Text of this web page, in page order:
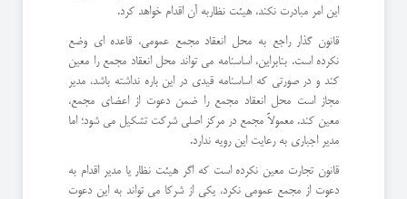
این امر مبادرت نکند، هیئت نظاربه آن اقدام خواهد کرد.
قانون گذار راجع به محل انعقاد مجمع عمومی، قاعده ای وضع
نکرده است. بنابراین، اساسنامه می تواند محل انعقاد مجمع را معین
کند و در صورتی که اساسنامه قیدی در این باره نداشته باشد، مدیر
مجاز است محل انعقاد مجمع را ضمن دعوت از اعضای مجمع،
معین کند. معمولاً مجمع در مرکز اصلی شرکت تشکیل می شود؛ اما
مدیر اجباری به رعایت این رویه ندارد.
قانون تجارت معین نکرده است که اگر هیئت نظار یا مدیر اقدام به
دعوت از مجمع عمومی نکرد، یکی از شرکا می تواند به این دعوت